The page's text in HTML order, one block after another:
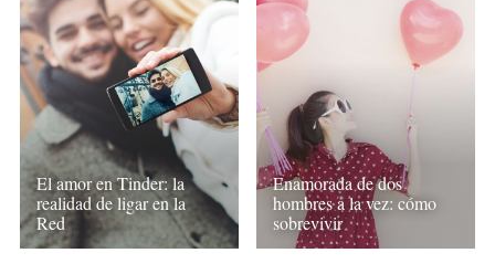
El amor en Tinder: la
realidad de ligar en la
Red
Enamorada de dos
hombres a la vez: cómo
sobrevivir